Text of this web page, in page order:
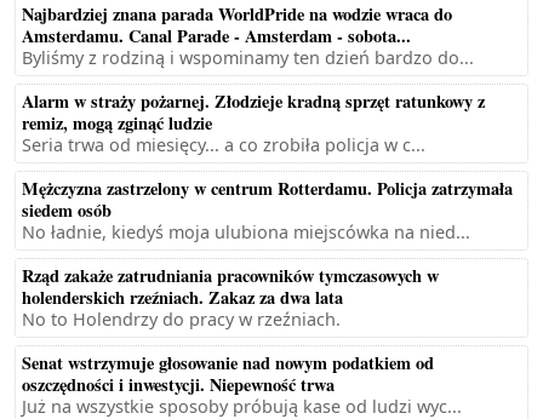
Najbardziej znana parada WorldPride na wodzie wraca do
Amsterdamu. Canal Parade - Amsterdam - sobota...
Byliśmy z rodziną i wspominamy ten dzień bardzo do...
Alarm w straży pożarnej. Złodzieje kradną sprzęt ratunkowy z
remiz, mogą zginąć ludzie
Seria trwa od miesięcy... a co zrobiła policja w c...
Mężczyzna zastrzelony w centrum Rotterdamu. Policja zatrzymała
siedem osób
No ładnie, kiedyś moja ulubiona miejscówka na nied...
Rząd zakaże zatrudniania pracowników tymczasowych w
holenderskich rzeźniach. Zakaz za dwa lata
No to Holendrzy do pracy w rzeźniach.
Senat wstrzymuje głosowanie nad nowym podatkiem od
oszczędności i inwestycji. Niepewność trwa
Już na wszystkie sposoby próbują kase od ludzi wyc...